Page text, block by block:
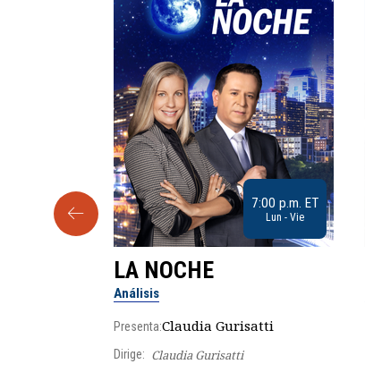
9:30 a.m. ET 7:00 p.m. ET
Lun - Vie
LA NOCHE
Análisis
Presenta:Claudia Gurisatti
Dirige: Claudia Gurisatti